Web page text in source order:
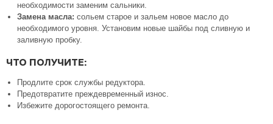
необходимости заменим сальники.
Замена масла: сольем старое и зальем новое масло до
необходимого уровня. Установим новые шайбы под сливную и
заливную пробку.
ЧТО ПОЛУЧИТЕ:
Продлите срок службы редуктора.
Предотвратите преждевременный износ.
Избежите дорогостоящего ремонта.